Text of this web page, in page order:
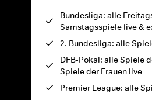
Bundesliga: alle
Samstagsspiele live &
2. Bundesliga: alle
DFB-Pokal: alle Spiele
Spiele der Frauen live
Premier League: alle